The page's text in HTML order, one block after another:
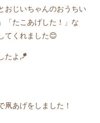
おじいちゃんのおうちい
「たこあげした！」な
てくれました😊
たよ🪁
凧あげをしました！